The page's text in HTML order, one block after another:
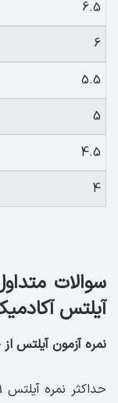
6.5
6
5.5
5
4.5
4
سوالات
آیلتس
نمره آزمون آیلتس